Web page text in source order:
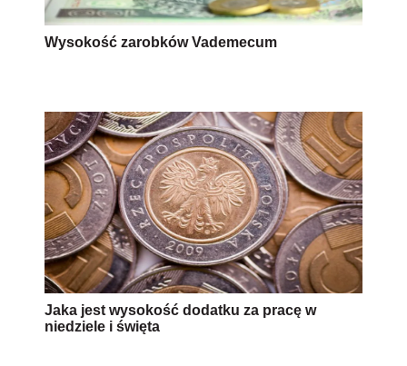
Wysokość zarobków Vademecum
Jaka jest wysokość dodatku za pracę w
niedziele i święta